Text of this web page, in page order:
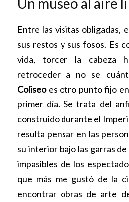
Entre las visitas obligadas,
sus restos y sus fosos. Es
vida, torcer la cabeza
retroceder a no se
Coliseoes otro punto fijo
primer día. Se trata del
construido durante el
resulta pensar en las
su interior bajo las garras
impasibles de los
que más me gustó de la
encontrar obras de arte